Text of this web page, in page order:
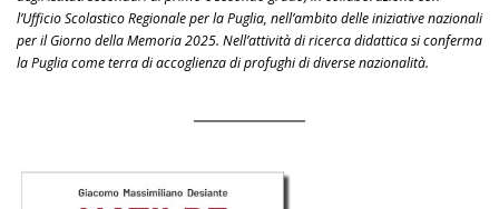
l’Ufficio Scolastico Regionale per la Puglia, nell’ambito delle iniziative nazionali
per il Giorno della Memoria 2025. Nell’attività di ricerca didattica si conferma
la Puglia come terra di accoglienza di profughi di diverse nazionalità.